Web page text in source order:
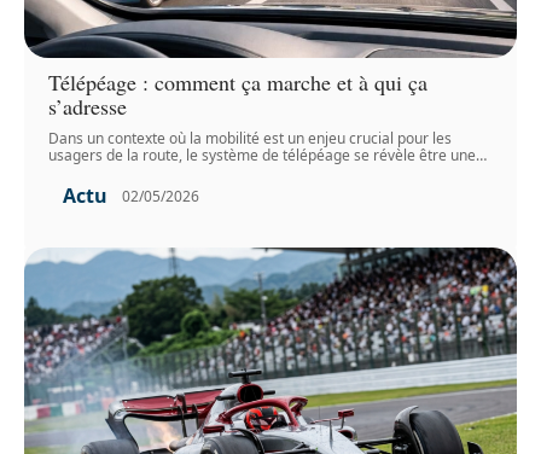
Télépéage : comment ça marche et à qui ça
s’adresse
Dans un contexte où la mobilité est un enjeu crucial pour les
usagers de la route, le système de télépéage se révèle être une…
Actu 02/05/2026